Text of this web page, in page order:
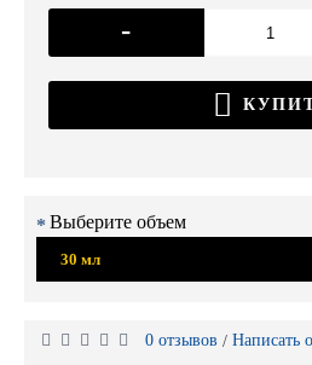
-
Выберите объем
30 мл
0 отзывов / Написать